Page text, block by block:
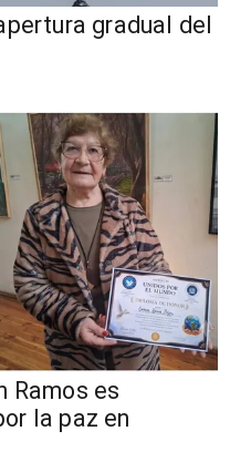
gradual del
Ramos es
la paz en